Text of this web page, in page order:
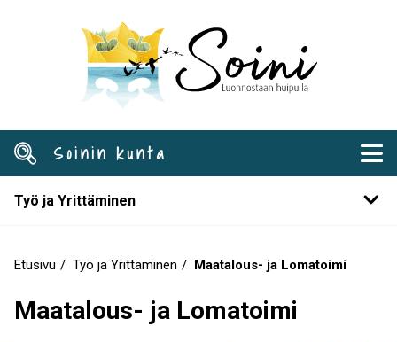
Soinin kunta
Työ ja Yrittäminen
Etusivu Työ ja Yrittäminen Maatalous- ja Lomatoimi
Maatalous- ja Lomatoimi